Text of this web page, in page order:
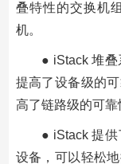
叠特性的交换机
机。
● iStack 堆
提高了设备级的
高了链路级的可靠
● iStack 提
设备，可以轻松